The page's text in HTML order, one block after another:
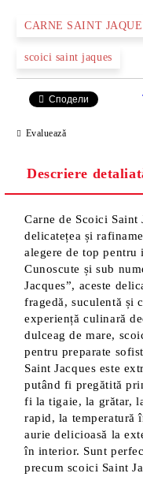
CARNE SAINT
scoici saint jaques
Сподели
Evaluează
Descriere
Carne de Scoici Saint
delicatețea și
alegere de top
Cunoscute și sub
Jacques”, aceste
fragedă, suculentă și
experiență culinară
dulceag de mare,
pentru preparate
Saint Jacques este
putând fi pregătită
fi la tigaie, la grătar,
rapid, la temperatură
aurie delicioasă la
în interior. Sunt
precum scoici Saint